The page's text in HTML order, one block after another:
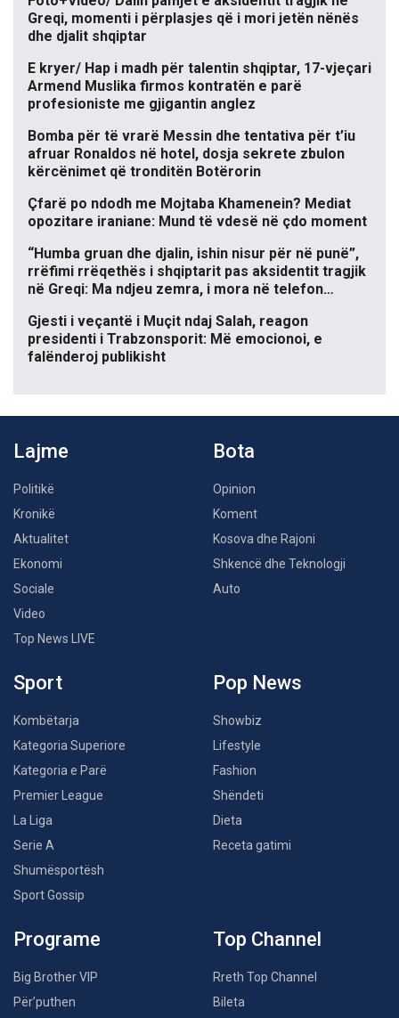
Greqi, momenti i përplasjes që i mori jetën nënës
dhe djalit shqiptar
E kryer/ Hap i madh për talentin shqiptar, 17-vjeçari
Armend Muslika firmos kontratën e parë
profesioniste me gjigantin anglez
Bomba për të vrarë Messin dhe tentativa për t’iu
afruar Ronaldos në hotel, dosja sekrete zbulon
kërcënimet që tronditën Botërorin
Çfarë po ndodh me Mojtaba Khamenein? Mediat
opozitare iraniane: Mund të vdesë në çdo moment
“Humba gruan dhe djalin, ishin nisur për në punë”,
rrëfimi rrëqethës i shqiptarit pas aksidentit tragjik
në Greqi: Ma ndjeu zemra, i mora në telefon…
Gjesti i veçantë i Muçit ndaj Salah, reagon
presidenti i Trabzonsporit: Më emocionoi, e
falënderoj publikisht
Lajme
Politikë
Kronikë
Aktualitet
Ekonomi
Sociale
Video
Top News LIVE
Bota
Opinion
Koment
Kosova dhe Rajoni
Shkencë dhe Teknologji
Auto
Sport
Kombëtarja
Kategoria Superiore
Kategoria e Parë
Premier League
La Liga
Serie A
Shumësportësh
Sport Gossip
Pop News
Showbiz
Lifestyle
Fashion
Shëndeti
Dieta
Receta gatimi
Programe
Big Brother VIP
Për’puthen
Top Channel
Rreth Top Channel
Bileta